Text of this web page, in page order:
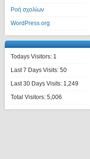
Ροή σχολίων
WordPress.org
Todays Visitors: 1
Last 7 Days Visits: 50
Last 30 Days Visits: 1,249
Total Visitors: 5,006